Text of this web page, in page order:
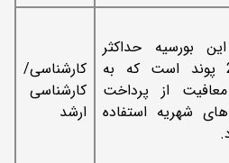
بورسیه حداکثر
20.000 پوند است که به
از پرداخت
شهریه استفاده
کارشناسی/
کارشناسی
ارشد